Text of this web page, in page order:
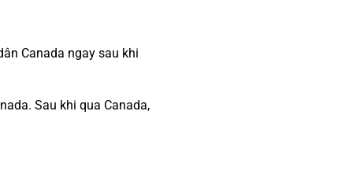
Canada ngay sau khi
Sau khi qua Canada,